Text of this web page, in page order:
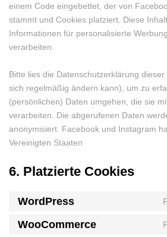
einem Code eingebettet, der von
stammt und Cookies platziert. Diese
Informationen für personalisierte
verarbeiten.
Bitte lies die Datenschutzerklärung
sich regelmäßig ändern kann), um zu
(persönlichen) Daten umgehen, die sie
verarbeiten. Die abgerufenen Daten
anonymisiert. Facebook und Instagram
Vereinigten Staaten
6. Platzierte Cookies
WordPress
WooCommerce